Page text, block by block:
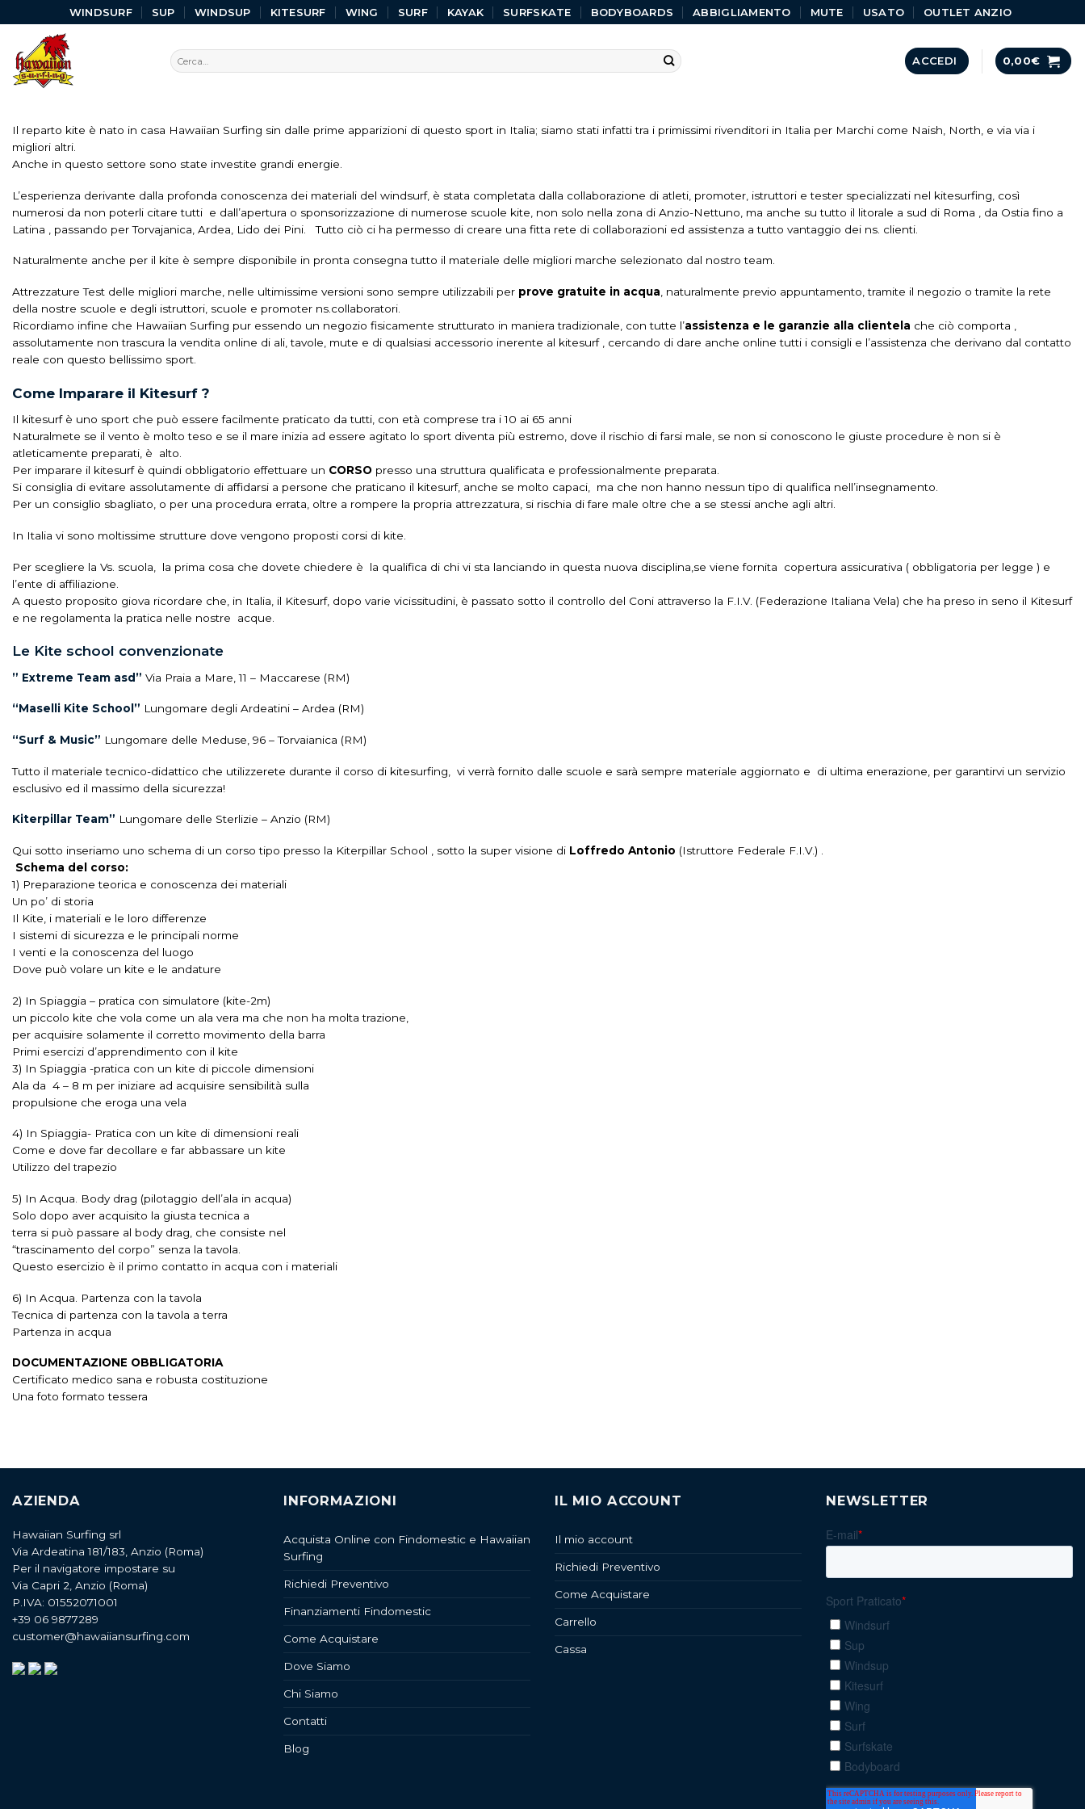
WINDSURF SUP WINDSUP KITESURF WING SURF KAYAK SURFSKATE BODYBOARDS ABBIGLIAMENTO MUTE USATO OUTLET ANZIO
ACCEDI 0,00€
Il reparto kite è nato in casa Hawaiian Surfing sin dalle prime apparizioni di questo sport in Italia; siamo stati infatti tra i primissimi rivenditori in Italia per Marchi come Naish, North, e via via i
migliori altri.
Anche in questo settore sono state investite grandi energie.
L’esperienza derivante dalla profonda conoscenza dei materiali del windsurf, è stata completata dalla collaborazione di atleti, promoter, istruttori e tester specializzati nel kitesurfing, così
numerosi da non poterli citare tutti e dall’apertura o sponsorizzazione di numerose scuole kite, non solo nella zona di Anzio-Nettuno, ma anche su tutto il litorale a sud di Roma , da Ostia fino a
Latina , passando per Torvajanica, Ardea, Lido dei Pini. Tutto ciò ci ha permesso di creare una fitta rete di collaborazioni ed assistenza a tutto vantaggio dei ns. clienti.
Naturalmente anche per il kite è sempre disponibile in pronta consegna tutto il materiale delle migliori marche selezionato dal nostro team.
Attrezzature Test delle migliori marche, nelle ultimissime versioni sono sempre utilizzabili per prove gratuite in acqua , naturalmente previo appuntamento, tramite il negozio o tramite la rete
della nostre scuole e degli istruttori, scuole e promoter ns.collaboratori.
Ricordiamo infine che Hawaiian Surfing pur essendo un negozio fisicamente strutturato in maniera tradizionale, con tutte l’assistenza e le garanzie alla clientela che ciò comporta ,
assolutamente non trascura la vendita online di ali, tavole, mute e di qualsiasi accessorio inerente al kitesurf , cercando di dare anche online tutti i consigli e l’assistenza che derivano dal contatto
reale con questo bellissimo sport.
Come Imparare il Kitesurf ?
Il kitesurf è uno sport che può essere facilmente praticato da tutti, con età comprese tra i 10 ai 65 anni
Naturalmete se il vento è molto teso e se il mare inizia ad essere agitato lo sport diventa più estremo, dove il rischio di farsi male, se non si conoscono le giuste procedure è non si è
atleticamente preparati, è alto.
Per imparare il kitesurf è quindi obbligatorio effettuare un CORSO presso una struttura qualificata e professionalmente preparata.
Si consiglia di evitare assolutamente di affidarsi a persone che praticano il kitesurf, anche se molto capaci, ma che non hanno nessun tipo di qualifica nell’insegnamento.
Per un consiglio sbagliato, o per una procedura errata, oltre a rompere la propria attrezzatura, si rischia di fare male oltre che a se stessi anche agli altri.
In Italia vi sono moltissime strutture dove vengono proposti corsi di kite.
Per scegliere la Vs. scuola, la prima cosa che dovete chiedere è la qualifica di chi vi sta lanciando in questa nuova disciplina,se viene fornita copertura assicurativa ( obbligatoria per legge ) e
l’ente di affiliazione.
A questo proposito giova ricordare che, in Italia, il Kitesurf, dopo varie vicissitudini, è passato sotto il controllo del Coni attraverso la F.I.V. (Federazione Italiana Vela) che ha preso in seno il Kitesurf
e ne regolamenta la pratica nelle nostre acque.
Le Kite school convenzionate
” Extreme Team asd” Via Praia a Mare, 11 – Maccarese (RM)
“Maselli Kite School” Lungomare degli Ardeatini – Ardea (RM)
“Surf & Music” Lungomare delle Meduse, 96 – Torvaianica (RM)
Tutto il materiale tecnico-didattico che utilizzerete durante il corso di kitesurfing, vi verrà fornito dalle scuole e sarà sempre materiale aggiornato e di ultima enerazione, per garantirvi un servizio
esclusivo ed il massimo della sicurezza!
Kiterpillar Team” Lungomare delle Sterlizie – Anzio (RM)
Qui sotto inseriamo uno schema di un corso tipo presso la Kiterpillar School , sotto la super visione di Loffredo Antonio (Istruttore Federale F.I.V.) .
Schema del corso:
1) Preparazione teorica e conoscenza dei materiali
Un po’ di storia
Il Kite, i materiali e le loro differenze
I sistemi di sicurezza e le principali norme
I venti e la conoscenza del luogo
Dove può volare un kite e le andature
2) In Spiaggia – pratica con simulatore (kite-2m)
un piccolo kite che vola come un ala vera ma che non ha molta trazione,
per acquisire solamente il corretto movimento della barra
Primi esercizi d’apprendimento con il kite
3) In Spiaggia -pratica con un kite di piccole dimensioni
Ala da 4 – 8 m per iniziare ad acquisire sensibilità sulla
propulsione che eroga una vela
4) In Spiaggia- Pratica con un kite di dimensioni reali
Come e dove far decollare e far abbassare un kite
Utilizzo del trapezio
5) In Acqua. Body drag (pilotaggio dell’ala in acqua)
Solo dopo aver acquisito la giusta tecnica a
terra si può passare al body drag, che consiste nel
“trascinamento del corpo” senza la tavola.
Questo esercizio è il primo contatto in acqua con i materiali
6) In Acqua. Partenza con la tavola
Tecnica di partenza con la tavola a terra
Partenza in acqua
DOCUMENTAZIONE OBBLIGATORIA
Certificato medico sana e robusta costituzione
Una foto formato tessera
AZIENDA
Hawaiian Surfing srl
Via Ardeatina 181/183, Anzio (Roma)
Per il navigatore impostare su
Via Capri 2, Anzio (Roma)
P.IVA: 01552071001
+39 06 9877289
customer@hawaiiansurfing.com
INFORMAZIONI
Acquista Online con Findomestic e Hawaiian
Surfing
Richiedi Preventivo
Finanziamenti Findomestic
Come Acquistare
Dove Siamo
Chi Siamo
Contatti
Blog
IL MIO ACCOUNT
Il mio account
Richiedi Preventivo
Come Acquistare
Carrello
Cassa
NEWSLETTER